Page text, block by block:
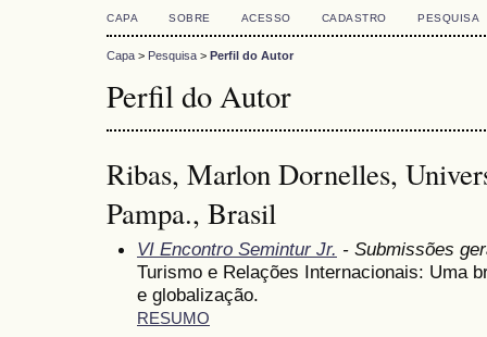
CAPA SOBRE ACESSO CADASTRO PESQUISA
Capa > Pesquisa > Perfil do Autor
Perfil do Autor
Ribas, Marlon Dornelles,
Pampa., Brasil
VI Encontro Semintur Jr. - Submissões
Turismo e Relações Internacionais: Uma
e globalização.
RESUMO